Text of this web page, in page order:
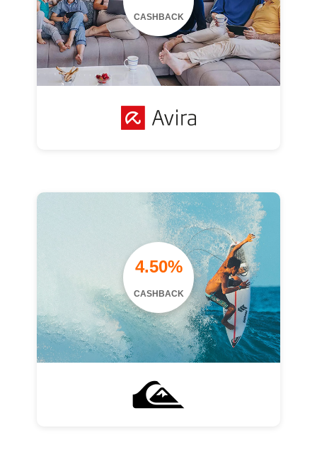
CASHBACK
4.50%
CASHBACK